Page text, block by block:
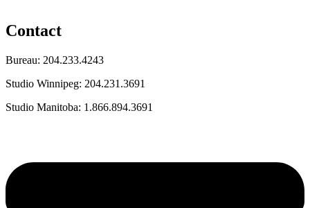
Contact
Bureau: 204.233.4243
Studio Winnipeg: 204.231.3691
Studio Manitoba: 1.866.894.3691